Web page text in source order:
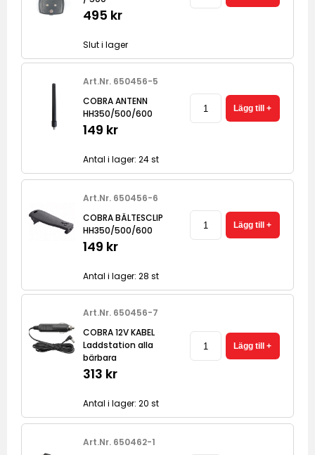
495 kr
Slut i lager
Art.Nr. 650456-5
COBRA ANTENN
HH350/500/600
149 kr
Antal i lager: 24 st
Art.Nr. 650456-6
COBRA BÄLTESCLIP
HH350/500/600
149 kr
Antal i lager: 28 st
Art.Nr. 650456-7
COBRA 12V KABEL
Laddstation alla
bärbara
313 kr
Antal i lager: 20 st
Art.Nr. 650462-1